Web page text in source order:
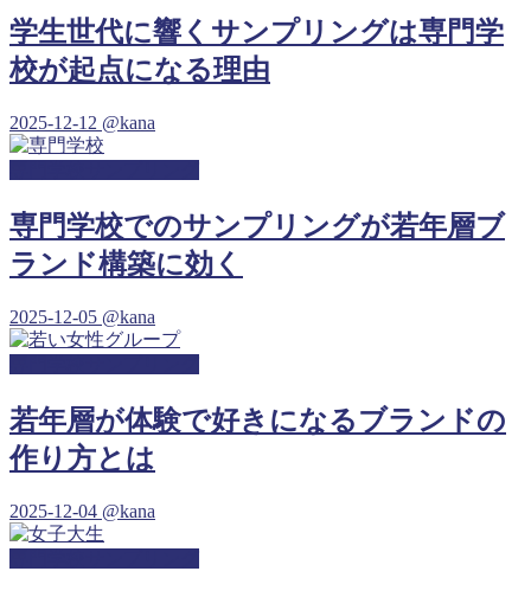
学生世代に響くサンプリングは専門学
校が起点になる理由
2025-12-12 @kana
専門学校でのサンプリングが若年層ブ
ランド構築に効く
2025-12-05 @kana
若年層が体験で好きになるブランドの
作り方とは
2025-12-04 @kana